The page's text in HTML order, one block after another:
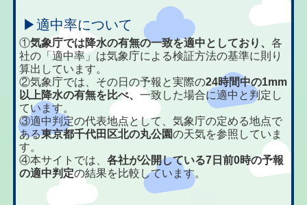
▶適中率について
①気象庁では降水の有無の一致を適中としており、各
社の「適中率」は気象庁による検証方法の基準に則り
算出しています。
②気象庁では、その日の予報と実際の24時間中の1mm
以上降水の有無を比べ、一致した場合に適中と判定し
ています。
③適中判定の代表地点として、気象庁の定める地点で
ある東京都千代田区北の丸公園の天気を参照していま
す。
④本サイトでは、各社が公開している7日前0時の予報
の適中判定の結果を比較しています。